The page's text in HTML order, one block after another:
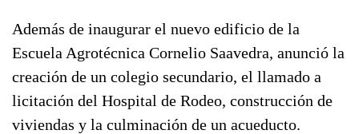
Además de inaugurar el nuevo edificio de la
Escuela Agrotécnica Cornelio Saavedra, anunció la
creación de un colegio secundario, el llamado a
licitación del Hospital de Rodeo, construcción de
viviendas y la culminación de un acueducto.